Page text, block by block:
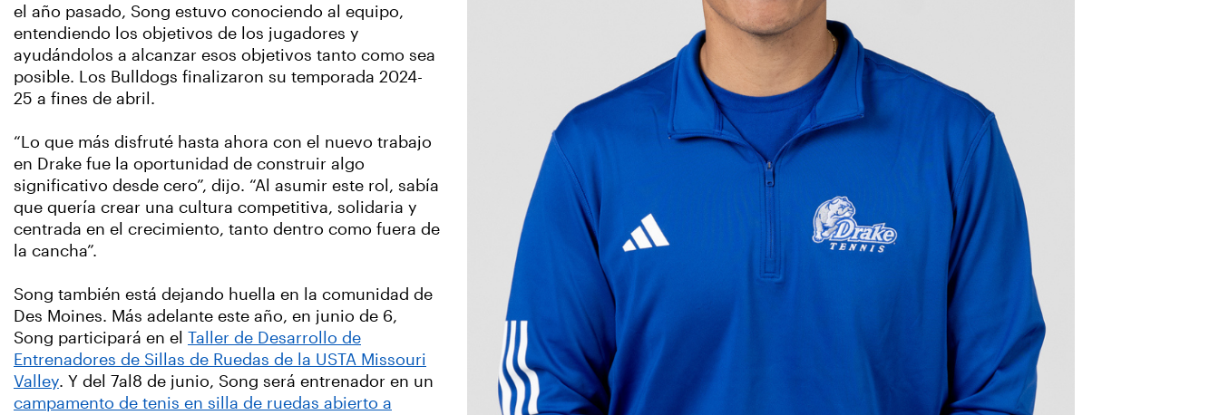
el año pasado, Song estuvo conociendo al equipo,
entendiendo los objetivos de los jugadores y
ayudándolos a alcanzar esos objetivos tanto como sea
posible. Los Bulldogs finalizaron su temporada 2024-
25 a fines de abril.
“Lo que más disfruté hasta ahora con el nuevo trabajo
en Drake fue la oportunidad de construir algo
significativo desde cero”, dijo. “Al asumir este rol, sabía
que quería crear una cultura competitiva, solidaria y
centrada en el crecimiento, tanto dentro como fuera de
la cancha”.
Song también está dejando huella en la comunidad de
Des Moines. Más adelante este año, en junio de 6,
Song participará en el Taller de Desarrollo de
Entrenadores de Sillas de Ruedas de la USTA Missouri
Valley. Y del 7al8 de junio, Song será entrenador en un
campamento de tenis en silla de ruedas abierto a